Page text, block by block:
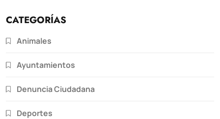
CATEGORÍAS
Animales
Ayuntamientos
Denuncia Ciudadana
Deportes